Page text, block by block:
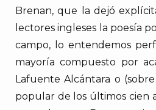
Brenan, que la dejó
lectores ingleses la poesía
campo, lo entendemos
mayoría compuesto por
Lafuente Alcántara o
popular de los últimos cien